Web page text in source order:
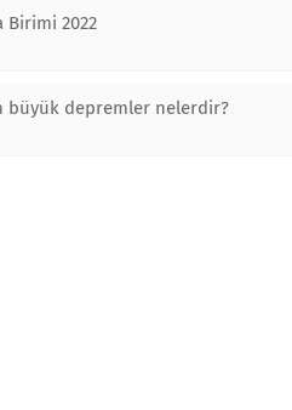
Birimi 2022
büyük depremler nelerdir?